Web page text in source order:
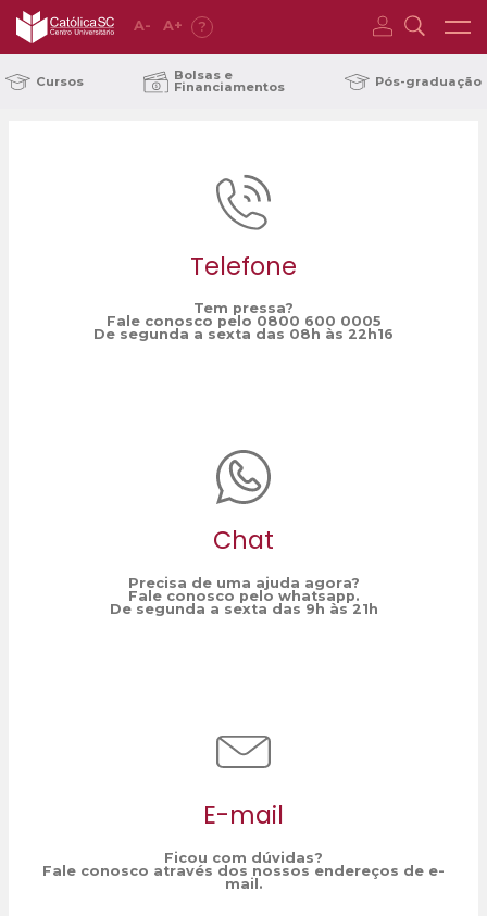
A- A+ ?
Cursos Bolsas e
Financiamentos Pós-graduação
Telefone
Tem pressa?
Fale conosco pelo 0800 600 0005
De segunda a sexta das 08h às 22h16
Chat
Precisa de uma ajuda agora?
Fale conosco pelo whatsapp.
De segunda a sexta das 9h às 21h
E-mail
Ficou com dúvidas?
Fale conosco através dos nossos endereços de e-
mail.